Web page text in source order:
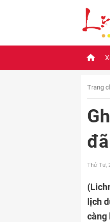
Trang
Thứ Tư,
lịch
càng